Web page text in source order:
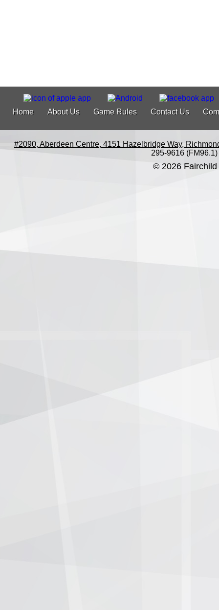
Home About Us Game Rules Contact Us
#2090, Aberdeen Centre, 4151 Hazelbridge Way,
295-9616 (FM96.1)
© 2026 Fairchild